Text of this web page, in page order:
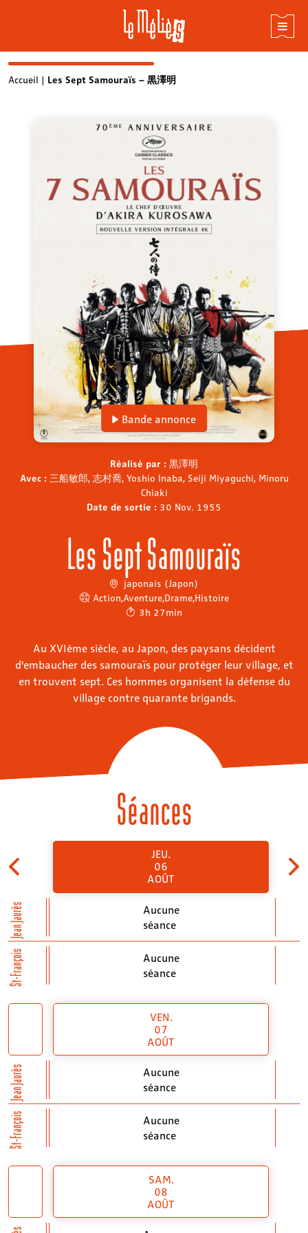
SkipAccueil | Les Sept Samouraïs – 黒澤明
Bande annonce
Réalisé par : 黒澤明
Avec : 三船敏郎, 志村喬, Yoshio Inaba, Seiji Miyaguchi, Minoru
Chiaki
Date de sortie : 30 Nov. 1955
Les Sept Samouraïs
japonais (Japon)
Action,Aventure,Drame,Histoire
3h 27min
Au XVIème siècle, au Japon, des paysans décident
d'embaucher des samouraïs pour protéger leur village, et
en trouvent sept. Ces hommes organisent la défense du
village contre quarante brigands.
Séances
Jean Jaurès
St-François
JEU.
06
AOÛT
Aucune
séance
Aucune
séance
Jean Jaurès
St-François
VEN.
07
AOÛT
Aucune
séance
Aucune
séance
SAM.
08
AOÛT